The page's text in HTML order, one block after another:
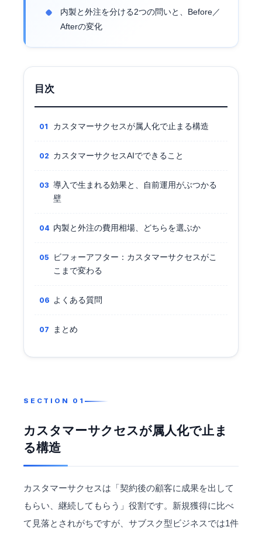
内製と外注を分ける2つの問いと、Before／
Afterの変化
目次
カスタマーサクセスが属人化で止まる構造
カスタマーサクセスAIでできること
導入で生まれる効果と、自前運用がぶつかる
壁
内製と外注の費用相場、どちらを選ぶか
ビフォーアフター：カスタマーサクセスがこ
こまで変わる
よくある質問
まとめ
カスタマーサクセスが属人化で止ま
る構造
カスタマーサクセスは「契約後の顧客に成果を出して
もらい、継続してもらう」役割です。新規獲得に比べ
て見落とされがちですが、サブスク型ビジネスでは1件